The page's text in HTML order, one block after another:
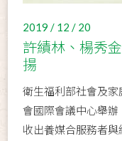
2019 / 12 / 20
許績林、楊秀
揚
衛生福利部社會及
會國際會議中心舉
收出養媒合服務者